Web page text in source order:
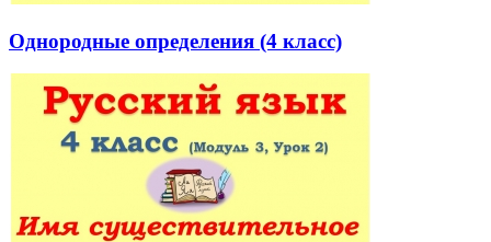
Однородные определения (4 класс)